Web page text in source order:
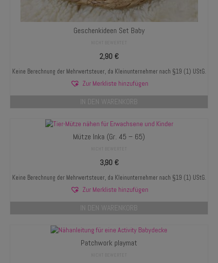
Geschenkideen Set Baby
2,90 €
Keine Berechnung der Mehrwertsteuer, da Kleinunternehmer nach §19 (1) UStG.
Zur Merkliste hinzufügen
IN DEN WARENKORB
Mütze Inka (Gr. 45 – 65)
3,90 €
Keine Berechnung der Mehrwertsteuer, da Kleinunternehmer nach §19 (1) UStG.
Zur Merkliste hinzufügen
IN DEN WARENKORB
Patchwork playmat